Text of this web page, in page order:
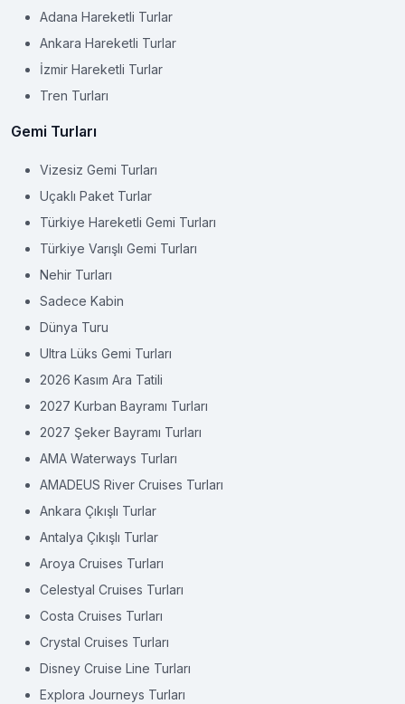
Adana Hareketli Turlar
Ankara Hareketli Turlar
İzmir Hareketli Turlar
Tren Turları
Gemi Turları
Vizesiz Gemi Turları
Uçaklı Paket Turlar
Türkiye Hareketli Gemi Turları
Türkiye Varışlı Gemi Turları
Nehir Turları
Sadece Kabin
Dünya Turu
Ultra Lüks Gemi Turları
2026 Kasım Ara Tatili
2027 Kurban Bayramı Turları
2027 Şeker Bayramı Turları
AMA Waterways Turları
AMADEUS River Cruises Turları
Ankara Çıkışlı Turlar
Antalya Çıkışlı Turlar
Aroya Cruises Turları
Celestyal Cruises Turları
Costa Cruises Turları
Crystal Cruises Turları
Disney Cruise Line Turları
Explora Journeys Turları